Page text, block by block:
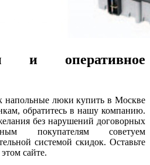
и оперативное
напольные люки купить в Москве
обратитесь в нашу компанию.
без нарушений договорных
покупателям советуем
системой скидок. Оставьте
сайте.